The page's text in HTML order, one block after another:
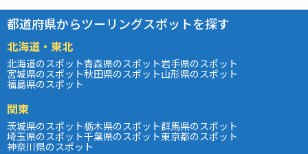
都道府県からツーリングスポットを探す
北海道・東北
北海道のスポット青森県のスポット岩手県のスポット
宮城県のスポット秋田県のスポット山形県のスポット
福島県のスポット
関東
茨城県のスポット栃木県のスポット群馬県のスポット
埼玉県のスポット千葉県のスポット東京都のスポット
神奈川県のスポット